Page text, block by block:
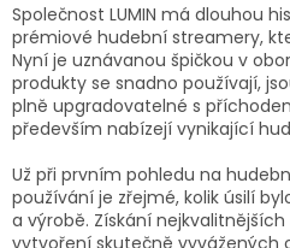
Společnost LUMIN má dlouhou
prémiové hudební streamery,
Nyní je uznávanou špičkou v
produkty se snadno používají,
plně upgradovatelné s
především nabízejí vynikající
Už při prvním pohledu na
používání je zřejmé, kolik úsilí
a výrobě. Získání
vytvoření skutečně vyvážených